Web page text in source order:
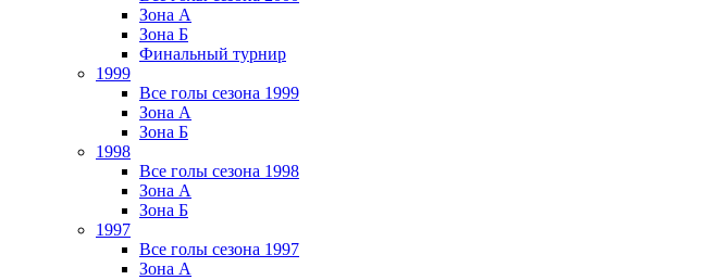
Зона А
Зона Б
Финальный турнир
1999
Все голы сезона 1999
Зона А
Зона Б
1998
Все голы сезона 1998
Зона А
Зона Б
1997
Все голы сезона 1997
Зона А